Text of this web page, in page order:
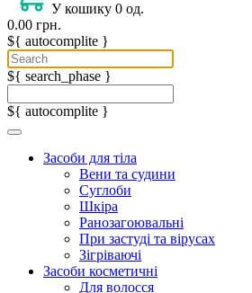
У кошику 0 од.
0.00 грн.
${ autocomplite }
${ search_phase }
${ autocomplite }
Засоби для тіла
Вени та судини
Суглоби
Шкіра
Ранозагоювальні
При застуді та вірусах
Зігріваючі
Засоби косметичні
Для волосся